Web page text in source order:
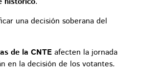
una decisión soberana del
de la CNTE afecten la jornada
en la decisión de los votantes.